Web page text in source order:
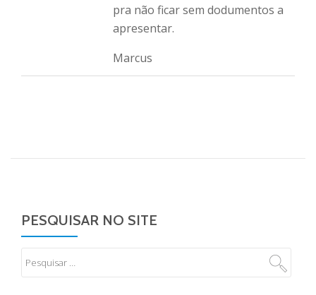
pra não ficar sem dodumentos a
apresentar.
Marcus
PESQUISAR NO SITE